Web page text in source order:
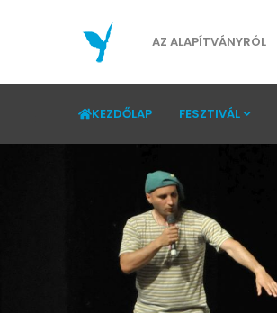
AZ ALAPÍTVÁNYRÓL
KEZDŐLAP FESZTIVÁL